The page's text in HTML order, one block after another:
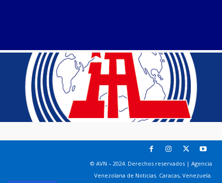
© AVN – 2024. Derechos reservados | Agencia
Venezolana de Noticias. Caracas, Venezuela.